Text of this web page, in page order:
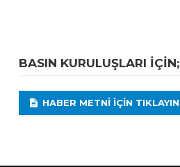
BASIN KURULUŞLARI IÇIN;
HABER METNI IÇIN TIKLAYIN